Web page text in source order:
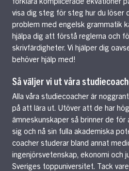
visa dig steg för steg hur du löser
problem med engelsk grammatik
hjälpa dig att förstå reglerna och
skrivfärdigheter. Vi hjälper dig
behöver hjälp med!
Så väljer vi ut våra
Alla våra studiecoacher är
på att lära ut. Utöver att de har
ämneskunskaper så brinner de för
sig och nå sin fulla akademiska
coacher studerar bland annat
ingenjörsvetenskap, ekonomi och
Sveriges toppuniversitet. Tack